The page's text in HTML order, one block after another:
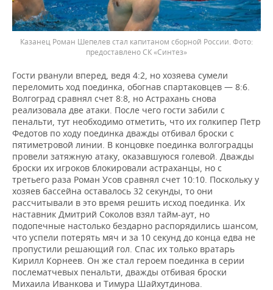
Казанец Роман Шепелев стал капитаном сборной России.
предоставлено СК «Синтез»
Гости рванули вперед, ведя 4:2, но хозяева сумели
переломить ход поединка, обогнав спартаковцев — 8:6.
Волгоград сравнял счет 8:8, но Астрахань снова
реализовала две атаки. После чего гости забили с
пенальти, тут необходимо отметить, что их голкипер Петр
Федотов по ходу поединка дважды отбивал броски с
пятиметровой линии. В концовке поединка волгоградцы
провели затяжную атаку, оказавшуюся голевой. Дважды
броски их игроков блокировали астраханцы, но с
третьего раза Роман Усов сравнял счет 10:10. Поскольку у
хозяев бассейна оставалось 32 секунды, то они
рассчитывали в это время решить исход поединка. Их
наставник Дмитрий Соколов взял тайм-аут, но
подопечные настолько бездарно распорядились шансом,
что успели потерять мяч и за 10 секунд до конца едва не
пропустили решающий гол. Спас их только вратарь
Кирилл Корнеев. Он же стал героем поединка в серии
послематчевых пенальти, дважды отбивая броски
Михаила Иванкова и Тимура Шайхутдинова.